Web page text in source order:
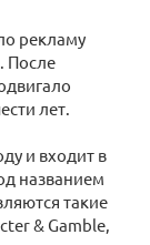
рекламу
После
лет.
и входит в
названием
такие
& Gamble,